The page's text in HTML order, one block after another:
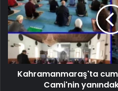
Kahramanmaraş'ta
Cami'nin